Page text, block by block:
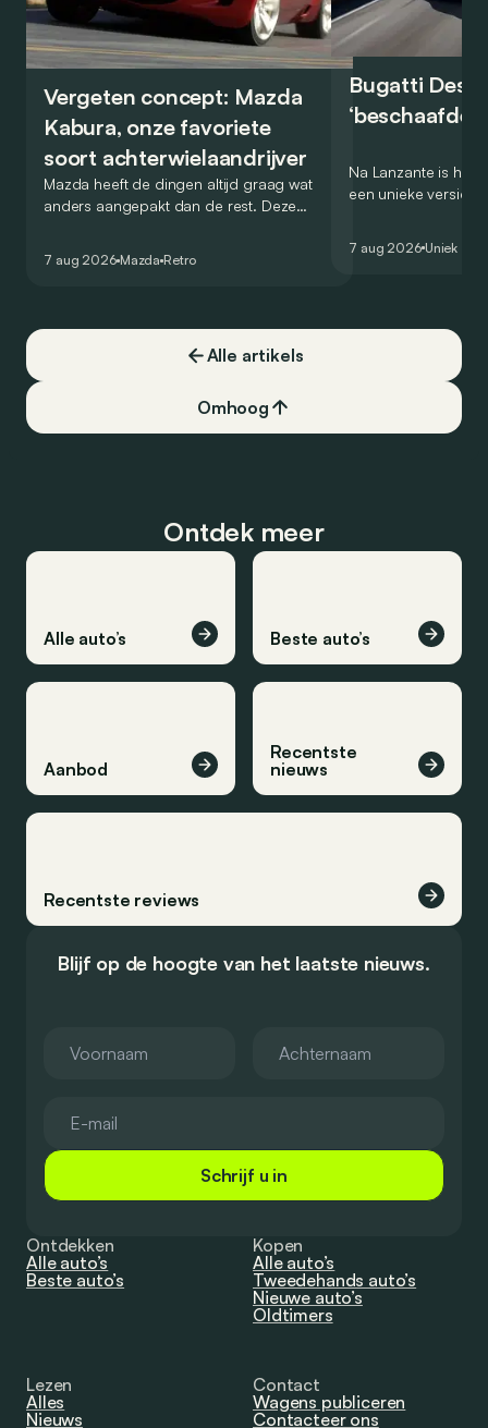
Vergeten concept: Mazda
Kabura, onze favoriete
soort achterwielaandrijver
Mazda heeft de dingen altijd graag wat
anders aangepakt dan de rest. Deze
7 aug 2026 Mazda Retro
Bugatti
‘beschaafde’
Na Lanzante is het
een unieke versie
7 aug 2026 Uniek
Alle artikels
Omhoog
Ontdek meer
Alle auto’s Beste auto’s
Aanbod
Recentste
nieuws
Recentste reviews
Blijf op de hoogte van het laatste nieuws.
Schrijf u in
Ontdekken
Alle auto’s
Beste auto’s
Kopen
Alle auto’s
Tweedehands auto’s
Nieuwe auto’s
Oldtimers
Lezen
Alles
Nieuws
Contact
Wagens publiceren
Contacteer ons